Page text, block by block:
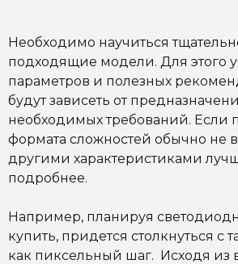
Необходимо научиться
подходящие модели. Для этого
параметров и полезных
будут зависеть от
необходимых требований. Если
формата сложностей обычно не
другими характеристиками
подробнее.
Например, планируя
купить, придется столкнуться с
как пиксельный шаг. Исходя из